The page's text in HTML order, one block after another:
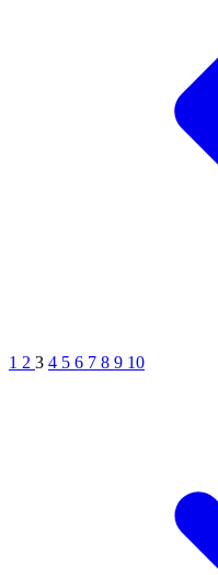
1 2 3 4 5 6 7 8 9 10